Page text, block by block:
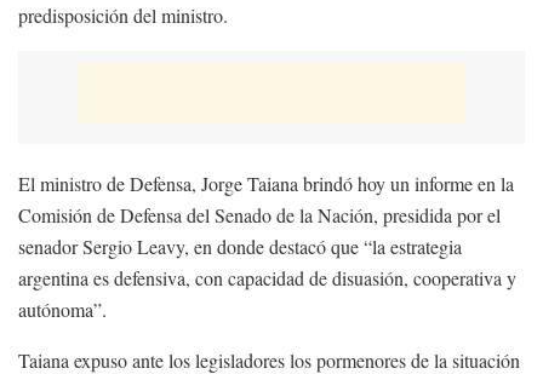
predisposición del ministro.
El ministro de Defensa, Jorge Taiana brindó hoy un informe en la
Comisión de Defensa del Senado de la Nación, presidida por el
senador Sergio Leavy, en donde destacó que “la estrategia
argentina es defensiva, con capacidad de disuasión, cooperativa y
autónoma”.
Taiana expuso ante los legisladores los pormenores de la situación